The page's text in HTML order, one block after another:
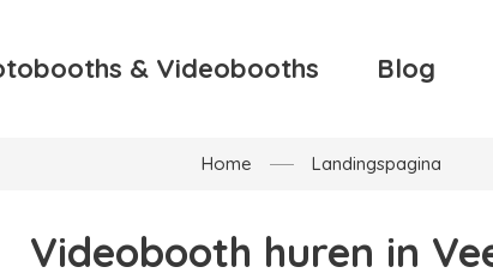
& Videobooths Blog
Home Landingspagina
Videobooth huren in